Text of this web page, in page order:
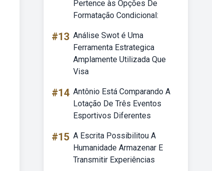
Pertence às Opções De
Formatação Condicional:
#13 Análise Swot é Uma
Ferramenta Estrategica
Amplamente Utilizada Que
Visa
#14 Antônio Está Comparando A
Lotação De Três Eventos
Esportivos Diferentes
#15 A Escrita Possibilitou A
Humanidade Armazenar E
Transmitir Experiências